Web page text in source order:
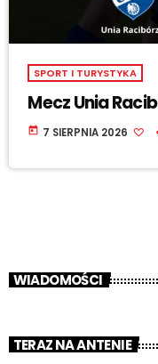
SPORT I TURYSTYKA
Mecz Unia
today 7 SIERPNIA 2026
WIADOMOŚCI
TERAZ NA ANTENIE